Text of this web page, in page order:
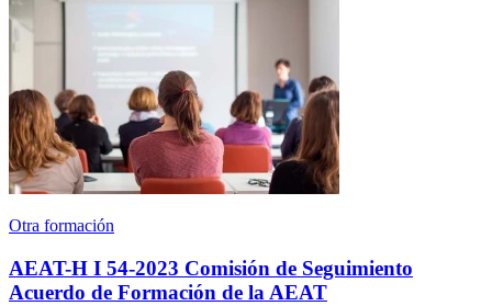
Otra formación
AEAT-H I 54-2023 Comisión de Seguimiento
Acuerdo de Formación de la AEAT